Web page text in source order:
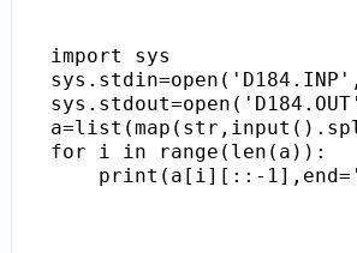
import sys
for i in range(len(a)):
print(a[i][::-